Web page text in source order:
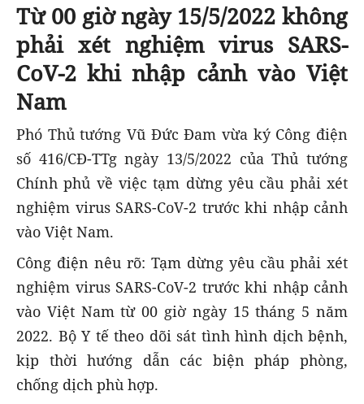
Từ 00 giờ ngày 15/5/2022 không
phải xét nghiệm virus SARS-
CoV-2 khi nhập cảnh vào Việt
Nam
Phó Thủ tướng Vũ Đức Đam vừa ký Công điện
số 416/CĐ-TTg ngày 13/5/2022 của Thủ tướng
Chính phủ về việc tạm dừng yêu cầu phải xét
nghiệm virus SARS-CoV-2 trước khi nhập cảnh
vào Việt Nam.
Công điện nêu rõ: Tạm dừng yêu cầu phải xét
nghiệm virus SARS-CoV-2 trước khi nhập cảnh
vào Việt Nam từ 00 giờ ngày 15 tháng 5 năm
2022. Bộ Y tế theo dõi sát tình hình dịch bệnh,
kịp thời hướng dẫn các biện pháp phòng,
chống dịch phù hợp.